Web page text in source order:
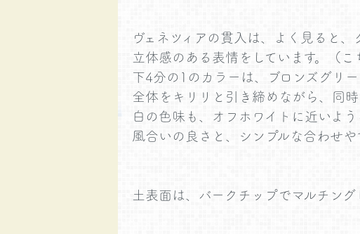
ヴェネツィアの貫入は、よく見ると
立体感のある表情をしています。（
下4分の1のカラーは、ブロンズグリ
全体をキリリと引き締めながら、同
白の色味も、オフホワイトに近いよ
風合いの良さと、シンプルな合わせ
土表面は、バークチップでマルチング